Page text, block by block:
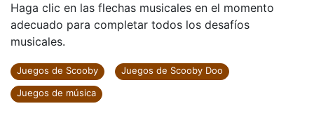
Haga clic en las flechas musicales en el momento
adecuado para completar todos los desafíos
musicales.
Juegos de Scooby
Juegos de Scooby Doo
Juegos de música